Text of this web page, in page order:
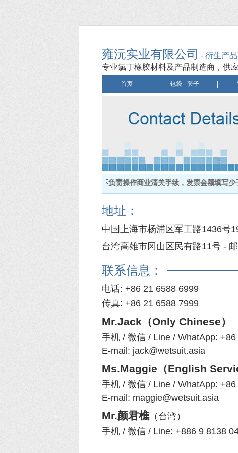
雍沅实业有限公司 - 衍生产
专业氯丁橡胶材料及产品制造商，供
首页 包袋 - 套子
要使用邮政运输，因为它不负责操作商业清关手续，发票金额填写少于
地址：
中国上海市杨浦区军工路1436号
台湾高雄市冈山区民有路11号 -
联系信息：
电话: +86 21 6588 6999
传真: +86 21 6588 7999
Mr.Jack（Only Chinese）
手机 / 微信 / Line / WhatApp:
E-mail: jack@wetsuit.asia
Ms.Maggie（English
手机 / 微信 / Line / WhatApp:
E-mail: maggie@wetsuit.asia
Mr.颜君樵（台湾）
手机 / 微信 / Line: +886 9 8138